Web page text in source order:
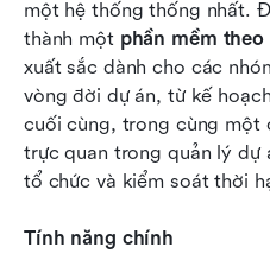
một hệ thống thống nhất.
thành một phần mềm
xuất sắc dành cho các
vòng đời dự án, từ kế
cuối cùng, trong cùng một
trực quan trong quản lý dự
tổ chức và kiểm soát thời
Tính năng chính